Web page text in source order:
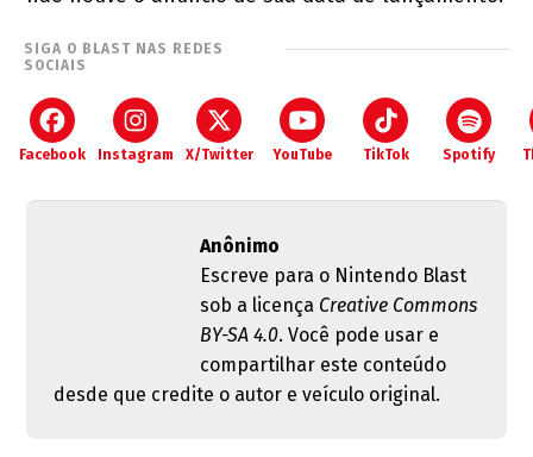
SIGA O BLAST NAS REDES
SOCIAIS
Facebook Instagram X/Twitter YouTube TikTok Spotify
Anônimo
Escreve para o Nintendo Blast
sob a licença Creative Commons
BY-SA 4.0. Você pode usar e
compartilhar este conteúdo
desde que credite o autor e veículo original.